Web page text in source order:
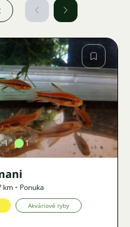
1 1
km • Ponuka
Akváriové ryby